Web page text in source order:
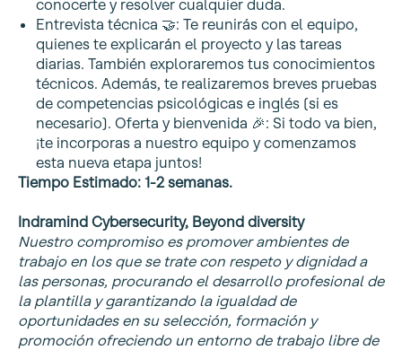
conocerte y resolver cualquier duda.
Entrevista técnica 🤝: Te reunirás con el equipo,
quienes te explicarán el proyecto y las tareas
diarias. También exploraremos tus conocimientos
técnicos. Además, te realizaremos breves pruebas
de competencias psicológicas e inglés (si es
necesario). Oferta y bienvenida 🎉: Si todo va bien,
¡te incorporas a nuestro equipo y comenzamos
esta nueva etapa juntos!
Tiempo Estimado: 1-2 semanas.
Indramind Cybersecurity, Beyond diversity
Nuestro compromiso es promover ambientes de
trabajo en los que se trate con respeto y dignidad a
las personas, procurando el desarrollo profesional de
la plantilla y garantizando la igualdad de
oportunidades en su selección, formación y
promoción ofreciendo un entorno de trabajo libre de